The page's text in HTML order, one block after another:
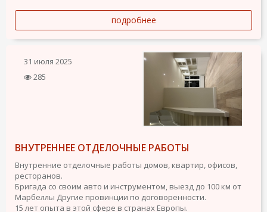
подробнее
31 июля 2025
285
ВНУТРЕННЕЕ ОТДЕЛОЧНЫЕ РАБОТЫ
Внутренние отделочные работы домов, квартир, офисов,
ресторанов.
Бригада со своим авто и инструментом, выезд до 100 км от
Марбеллы Другие провинции по договоренности.
15 лет опыта в этой сфере в странах Европы.